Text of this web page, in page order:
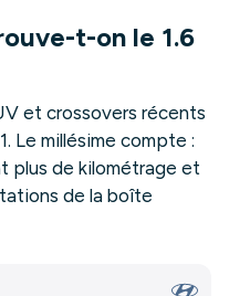
t-on le 1.6
et crossovers récents
Le millésime compte :
plus de kilométrage et
de la boîte